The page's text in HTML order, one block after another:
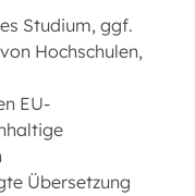
Studium, ggf.
Hochschulen,
EU-
Übersetzung